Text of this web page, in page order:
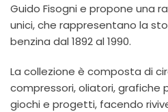
Guido Fisogni e propone una
unici, che rappresentano la
benzina dal 1892 al 1990.
La collezione è composta di
compressori, oliatori, grafiche
giochi e progetti, facendo